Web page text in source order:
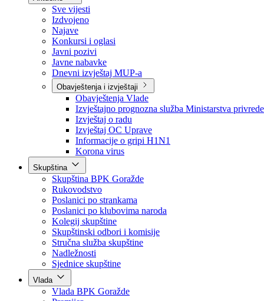
Aktuelno
Sve vijesti
Izdvojeno
Najave
Konkursi i oglasi
Javni pozivi
Javne nabavke
Dnevni izvještaj MUP-a
Obavještenja i izvještaji
Obavještenja Vlade
Izvještajno prognozna služba Ministarstva privrede
Izvještaj o radu
Izvještaj OC Uprave
Informacije o gripi H1N1
Korona virus
Skupština
Skupština BPK Goražde
Rukovodstvo
Poslanici po strankama
Poslanici po klubovima naroda
Kolegij skupštine
Skupštinski odbori i komisije
Stručna služba skupštine
Nadležnosti
Sjednice skupštine